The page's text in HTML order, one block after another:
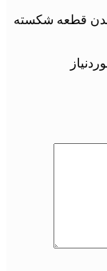
قطعه شکسته